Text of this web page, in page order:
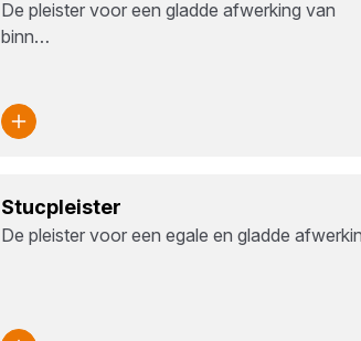
De pleister voor een gladde afwerking van
binn…
Stuc­pleis­ter
De pleister voor een egale en gladde